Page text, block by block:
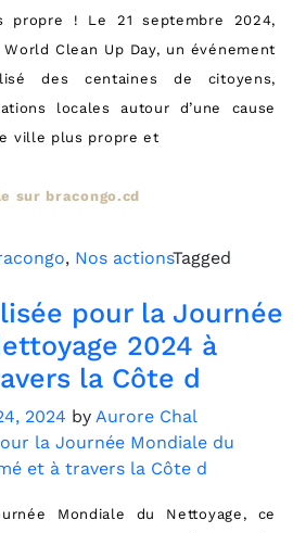
propre ! Le 21 septembre 2024,
Clean Up Day, un événement
des centaines de citoyens,
locales autour d’une cause
ville plus propre et
sur bracongo.cd
, Nos actionsTagged
pour la Journée
2024 à
la Côte d
2024 by Aurore Chal
Mondiale du Nettoyage, ce